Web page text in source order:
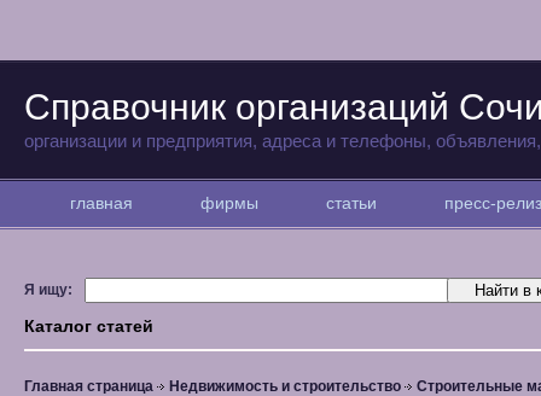
Справочник организаций
организации и предприятия, адреса и телефоны,
главная фирмы статьи пресс-
Я ищу:
Каталог статей
Главная страница Недвижимость и строительство
Строительные